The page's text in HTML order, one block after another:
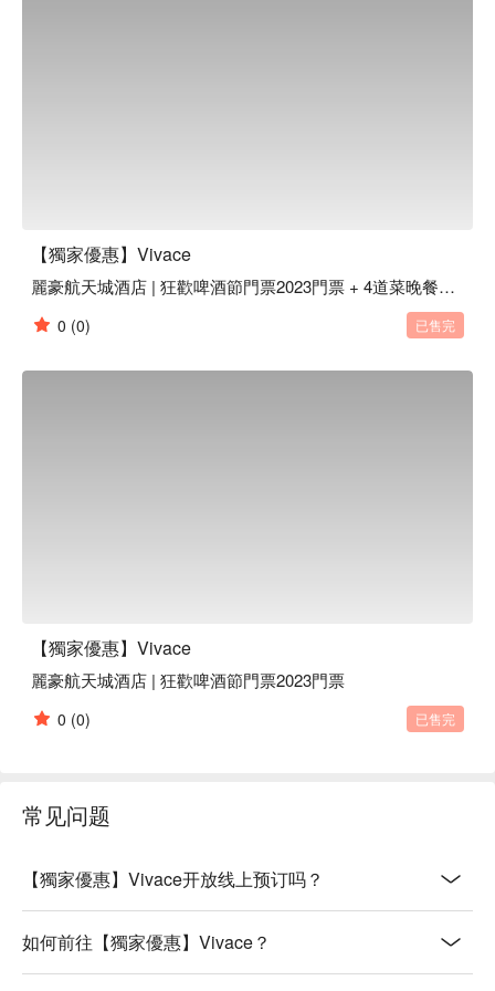
【獨家優惠】Vivace
麗豪航天城酒店 | 狂歡啤酒節門票2023門票 + 4道菜晚餐套餐
0 (0) 已售完
【獨家優惠】Vivace
麗豪航天城酒店 | 狂歡啤酒節門票2023門票
0 (0) 已售完
常见问题
【獨家優惠】Vivace开放线上预订吗？
如何前往【獨家優惠】Vivace？